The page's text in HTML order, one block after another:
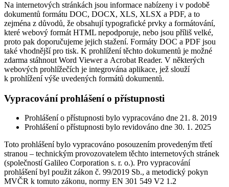
Na internetových stránkách jsou informace nabízeny i v podobě
dokumentů formátu DOC, DOCX, XLS, XLSX a PDF, a to
zejména z důvodů, že obsahují typografické prvky a formátování,
které webový formát HTML nepodporuje, nebo jsou příliš velké,
proto pak doporučujeme jejich stažení. Formáty DOC a PDF jsou
také vhodnější pro tisk. K prohlížení těchto dokumentů je možné
zdarma stáhnout Word Viewer a Acrobat Reader. V některých
webových prohlížečích je integrována aplikace, jež slouží
k prohlížení výše uvedených formátů dokumentů.
Vypracování prohlášení o přístupnosti
Prohlášení o přístupnosti bylo vypracováno dne 21. 8. 2019
Prohlášení o přístupnosti bylo revidováno dne 30. 1. 2025
Toto prohlášení bylo vypracováno posouzením provedeným třetí
stranou – technickým provozovatelem těchto internetových stránek
(společností Galileo Corporation s. r. o.). Pro vypracování
prohlášení byl použit zákon č. 99/2019 Sb., a metodický pokyn
MVČR k tomuto zákonu, normy EN 301 549 V2 1.2